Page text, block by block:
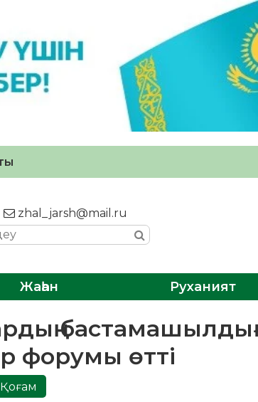
zhal_jarsh@mail.ru
Жаһан Руханият
форумы өтті
Қоғам